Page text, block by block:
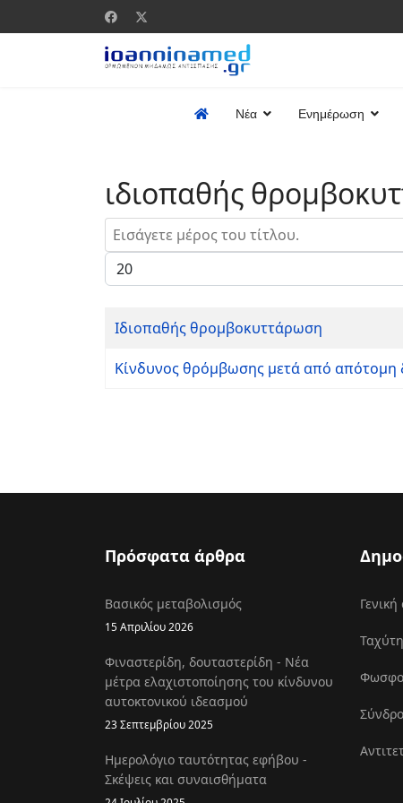
Νέα Ενημέρωση
ιδιοπαθής
Εισάγετε μέρος του τίτλου.
Εμφάνιση #
Ιδιοπαθής θρομβοκυττάρωση
Κίνδυνος θρόμβωσης μετά από απότομη
Πρόσφατα άρθρα
Βασικός μεταβολισμός
15 Απριλίου 2026
Φιναστερίδη, δουταστερίδη - Νέα
μέτρα ελαχιστοποίησης του κίνδυνου
αυτοκτονικού ιδεασμού
23 Σεπτεμβρίου 2025
Ημερολόγιο ταυτότητας εφήβου -
Σκέψεις και συναισθήματα